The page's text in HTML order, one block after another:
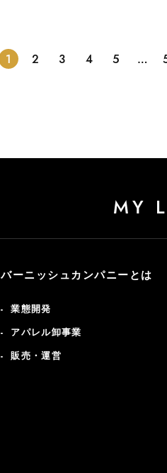
1 2 3 4 5 …
MY
バーニッシュカンパニーとは
業態開発
アパレル卸事業
販売・運営